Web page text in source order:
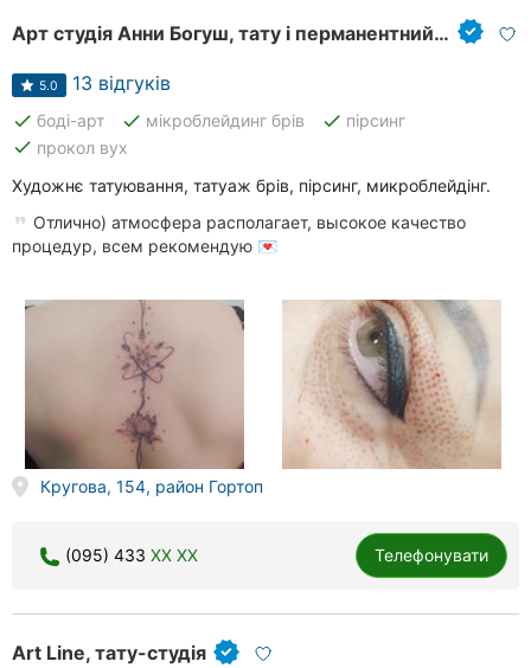
Арт студія Анни Богуш, тату і перманентний макіяж
5.0 13 відгуків
done боді-арт done мікроблейдинг брів done пірсинг
done прокол вух
Художнє татуювання, татуаж брів, пірсинг, микроблейдінг.
Отлично) атмосфера располагает, высокое качество
процедур, всем рекомендую 💌
Кругова, 154, район Гортоп
(095) 433 XX XX Телефонувати
Art Line, тату-студія